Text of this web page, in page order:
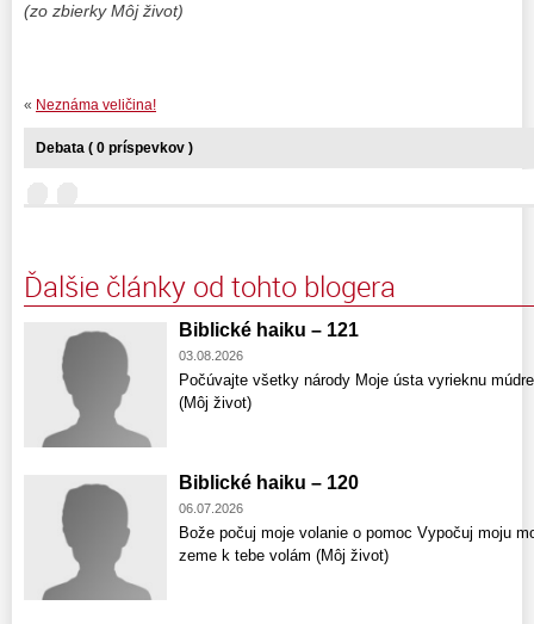
(zo zbierky Môj život)
« Neznáma veličina!
Debata ( 0 príspevkov )
Ďalšie články od tohto blogera
Biblické haiku – 121
03.08.2026
Počúvajte všetky národy Moje ústa vyrieknu
(Môj život)
Biblické haiku – 120
06.07.2026
Bože počuj moje volanie o pomoc Vypočuj moju
zeme k tebe volám (Môj život)